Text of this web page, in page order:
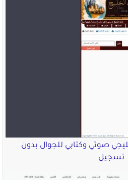
صوتي وكتابي للجوال بدون
تسجيل